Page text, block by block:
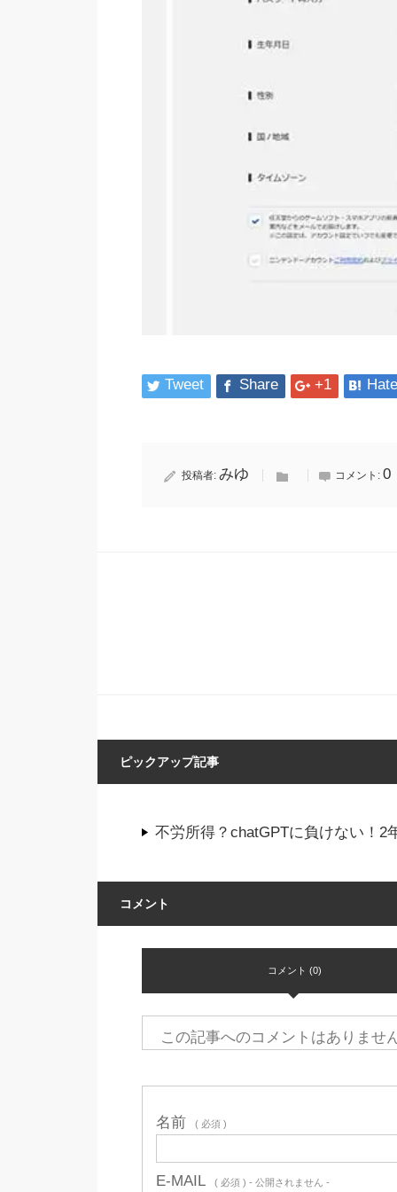
Tweet Share +1
投稿者: みゆ コメント: 0
ピックアップ記事
不労所得？chatGPTに負けない！
コメント
コメント (0)
この記事へのコメントはありませ
名前 ( 必須 )
E-MAIL ( 必須 ) - 公開されません -